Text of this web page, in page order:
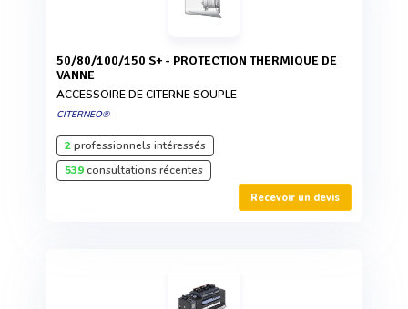
50/80/100/150 S+ - PROTECTION THERMIQUE DE
VANNE
ACCESSOIRE DE CITERNE SOUPLE
CITERNEO®
2professionnels intéressés
539consultations récentes
Recevoir un devis